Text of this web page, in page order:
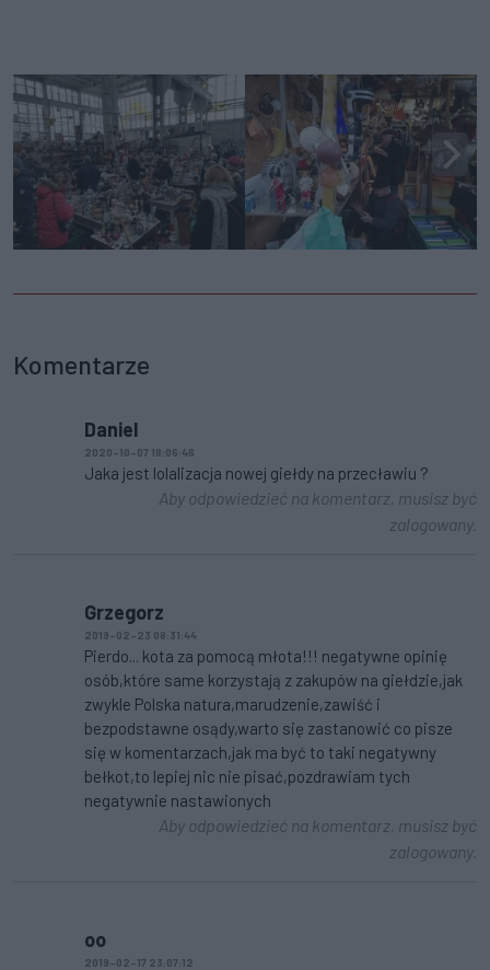
Komentarze
Daniel
2020-10-07 18:06:46
Jaka jest lolalizacja nowej giełdy na przecławiu ?
Aby odpowiedzieć na komentarz, musisz być
zalogowany.
Grzegorz
2019-02-23 08:31:44
Pierdo... kota za pomocą młota!!! negatywne opinię
osób,które same korzystają z zakupów na giełdzie,jak
zwykle Polska natura,marudzenie,zawiść i
bezpodstawne osądy,warto się zastanowić co pisze
się w komentarzach,jak ma być to taki negatywny
bełkot,to lepiej nic nie pisać,pozdrawiam tych
negatywnie nastawionych
Aby odpowiedzieć na komentarz, musisz być
zalogowany.
oo
2019-02-17 23:07:12